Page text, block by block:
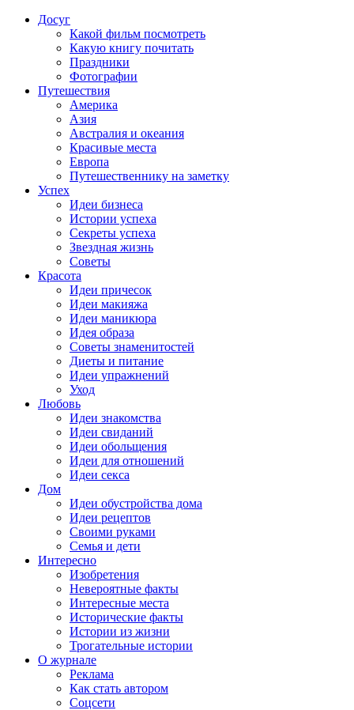
Досуг
Какой фильм посмотреть
Какую книгу почитать
Праздники
Фотографии
Путешествия
Америка
Азия
Австралия и океания
Красивые места
Европа
Путешественнику на заметку
Успех
Идеи бизнеса
Истории успеха
Секреты успеха
Звездная жизнь
Советы
Красота
Идеи причесок
Идеи макияжа
Идеи маникюра
Идея образа
Советы знаменитостей
Диеты и питание
Идеи упражнений
Уход
Любовь
Идеи знакомства
Идеи свиданий
Идеи обольщения
Идеи для отношений
Идеи секса
Дом
Идеи обустройства дома
Идеи рецептов
Своими руками
Семья и дети
Интересно
Изобретения
Невероятные факты
Интересные места
Исторические факты
Истории из жизни
Трогательные истории
О журнале
Реклама
Как стать автором
Соцсети